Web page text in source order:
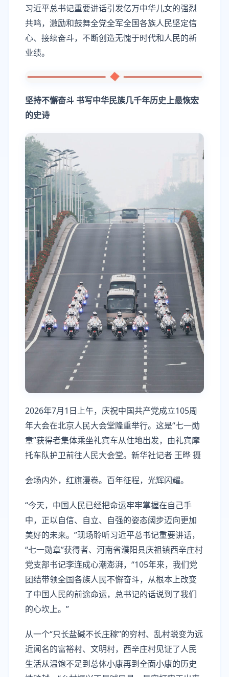
习近平总书记重要讲话引发亿万中华儿女的强烈
共鸣，激励和鼓舞全党全军全国各族人民坚定信
心、接续奋斗，不断创造无愧于时代和人民的新
业绩。
坚持不懈奋斗 书写中华民族几千年历史上最恢宏
的史诗
2026年7月1日上午，庆祝中国共产党成立105周
年大会在北京人民大会堂隆重举行。这是“七一勋
章”获得者集体乘坐礼宾车从住地出发，由礼宾摩
托车队护卫前往人民大会堂。新华社记者 王晔 摄
会场内外，红旗漫卷。百年征程，光辉闪耀。
“今天，中国人民已经把命运牢牢掌握在自己手
中，正以自信、自立、自强的姿态阔步迈向更加
美好的未来。”现场聆听习近平总书记重要讲话，
“七一勋章”获得者、河南省濮阳县庆祖镇西辛庄村
党支部书记李连成心潮澎湃，“105年来，我们党
团结带领全国各族人民不懈奋斗，从根本上改变
了中国人民的前途命运，总书记的话说到了我们
的心坎上。”
从一个“只长盐碱不长庄稼”的穷村、乱村蜕变为远
近闻名的富裕村、文明村，西辛庄村见证了人民
生活从温饱不足到总体小康再到全面小康的历史